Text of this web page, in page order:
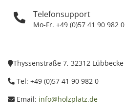
Telefonsupport
Mo-Fr. +49 (0)57 41 90 982 0
Thyssenstraße 7, 32312 Lübbecke
Tel: +49 (0)57 41 90 982 0
Email: info@holzplatz.de